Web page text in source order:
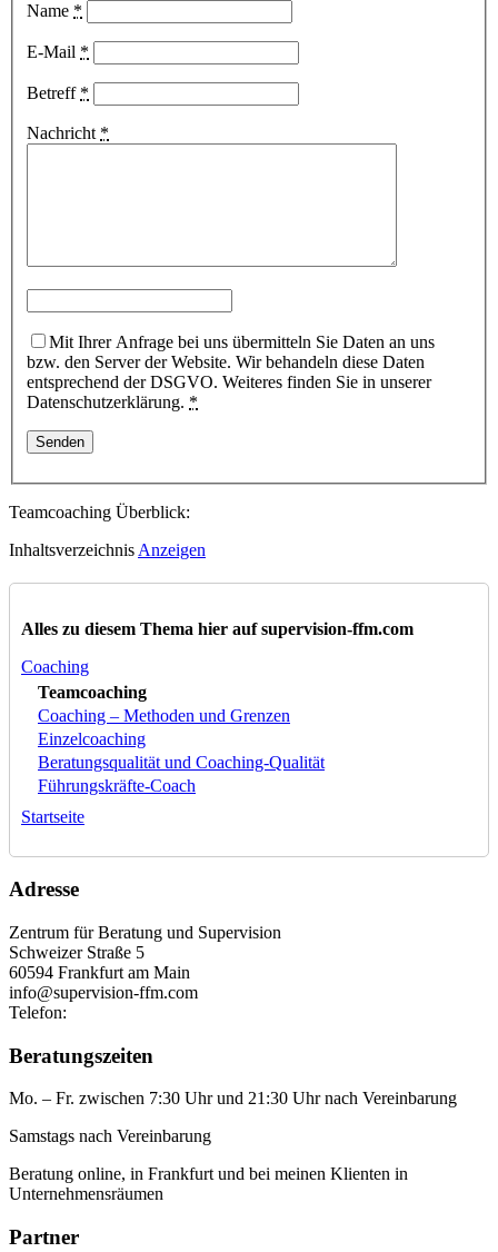
Name *
E-Mail *
Betreff *
Nachricht *
Mit Ihrer Anfrage bei uns übermitteln Sie Daten an uns
bzw. den Server der Website. Wir behandeln diese Daten
entsprechend der DSGVO. Weiteres finden Sie in unserer
Datenschutzerklärung. *
Teamcoaching Überblick:
Inhaltsverzeichnis Anzeigen
Alles zu diesem Thema hier auf supervision-ffm.com
Coaching
Teamcoaching
Coaching – Methoden und Grenzen
Einzelcoaching
Beratungsqualität und Coaching-Qualität
Führungskräfte-Coach
Startseite
Adresse
Zentrum für Beratung und Supervision
Schweizer Straße 5
60594 Frankfurt am Main
info@supervision-ffm.com
Telefon:
Beratungszeiten
Mo. – Fr. zwischen 7:30 Uhr und 21:30 Uhr nach Vereinbarung
Samstags nach Vereinbarung
Beratung online, in Frankfurt und bei meinen Klienten in
Unternehmensräumen
Partner